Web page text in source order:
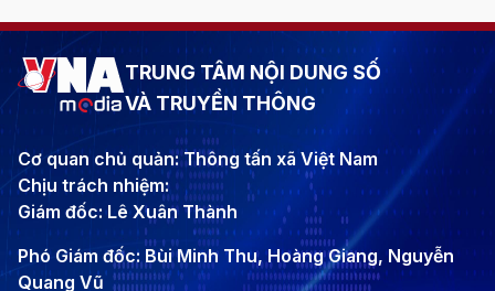
TRUNG TÂM NỘI DUNG SỐ
VÀ TRUYỀN THÔNG
Cơ quan chủ quản: Thông tấn xã Việt Nam
Chịu trách nhiệm:
Giám đốc: Lê Xuân Thành
Phó Giám đốc: Bùi Minh Thu, Hoàng Giang, Nguyễn
Quang Vũ